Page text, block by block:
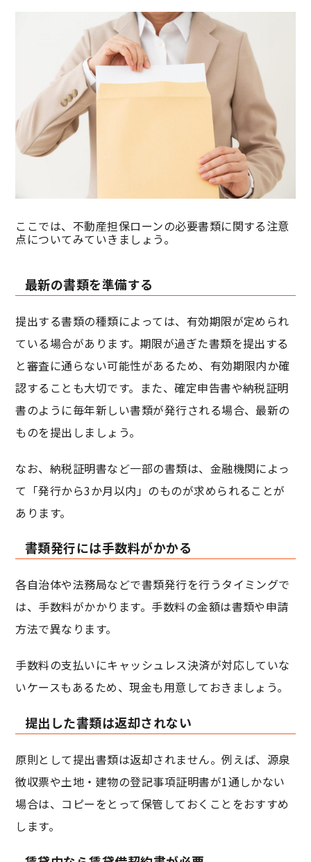
ここでは、不動産担保ローンの必要書類に関する注意
点についてみていきましょう。
最新の書類を準備する
提出する書類の種類によっては、有効期限が定められ
ている場合があります。期限が過ぎた書類を提出する
と審査に通らない可能性があるため、有効期限内か確
認することも大切です。また、確定申告書や納税証明
書のように毎年新しい書類が発行される場合、最新の
ものを提出しましょう。
なお、納税証明書など一部の書類は、金融機関によっ
て「発行から3か月以内」のものが求められることが
あります。
書類発行には手数料がかかる
各自治体や法務局などで書類発行を行うタイミングで
は、手数料がかかります。手数料の金額は書類や申請
方法で異なります。
手数料の支払いにキャッシュレス決済が対応していな
いケースもあるため、現金も用意しておきましょう。
提出した書類は返却されない
原則として提出書類は返却されません。例えば、源泉
徴収票や土地・建物の登記事項証明書が1通しかない
場合は、コピーをとって保管しておくことをおすすめ
します。